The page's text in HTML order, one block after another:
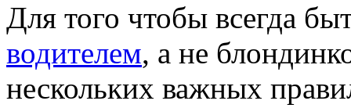
Для того чтобы всегда
водителем, а не
нескольких важных